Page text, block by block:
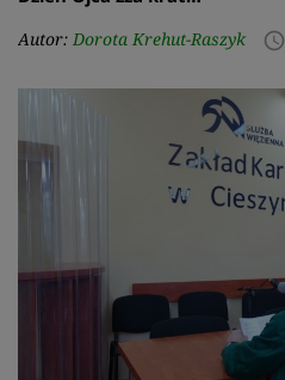
Autor: Dorota Krehut-Raszyk access_time